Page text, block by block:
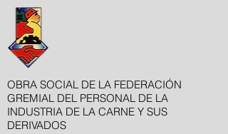
OBRA SOCIAL DE LA FEDERACIÓN
GREMIAL DEL PERSONAL DE LA
INDUSTRIA DE LA CARNE Y SUS
DERIVADOS